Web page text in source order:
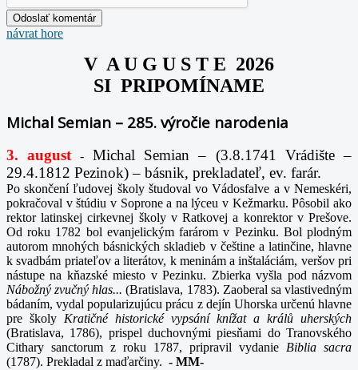
návrat hore
V A U G U S T E 2026
SI PRIPOMÍNAME
Michal Semian – 285. výročie narodenia
3. august-Michal Semian – (3.8.1741 Vrádište –
29.4.1812 Pezinok) – básnik, prekladateľ, ev. farár.
Po skončení ľudovej školy študoval vo Vádosfalve a v Nemeskéri,
pokračoval v štúdiu v Soprone a na lýceu v Kežmarku. Pôsobil ako
rektor latinskej cirkevnej školy v Ratkovej a konrektor v Prešove.
Od roku 1782 bol evanjelickým farárom v Pezinku. Bol plodným
autorom mnohých básnických skladieb v češtine a latinčine, hlavne
k svadbám priateľov a literátov, k meninám a inštaláciám, veršov pri
nástupe na kňazské miesto v Pezinku. Zbierka vyšla pod názvom
Nábožný zvučný hlas...(Bratislava, 1783). Zaoberal sa vlastivedným
bádaním, vydal popularizujúcu prácu z dejín Uhorska určenú hlavne
pre školy Kratičné historické vypsání knížat a králů uherských
(Bratislava, 1786), prispel duchovnými piesňami do Tranovského
Cithary sanctorum z roku 1787, pripravil vydanie Biblia sacra
(1787). Prekladal z maďarčiny. - MM-